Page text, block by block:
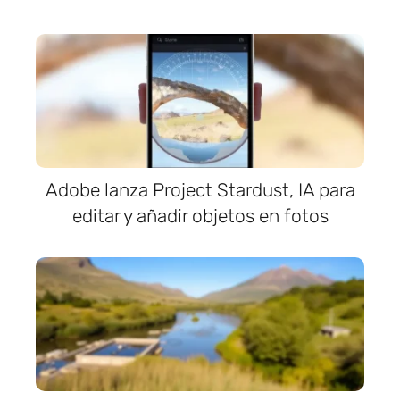
Adobe lanza Project Stardust, IA para
editar y añadir objetos en fotos